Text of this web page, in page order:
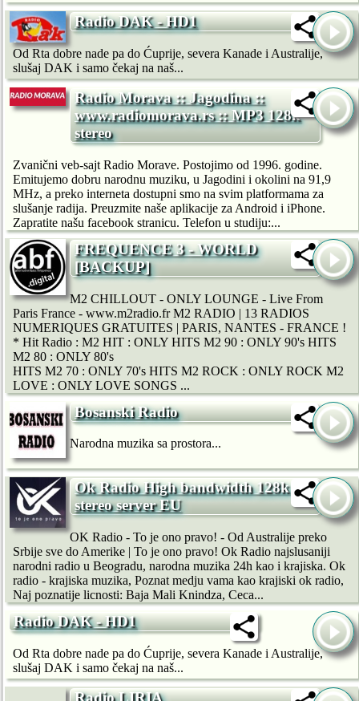
Radio DAK - HD1
Od Rta dobre nade pa do Ćuprije, severa Kanade i Australije,
slušaj DAK i samo čekaj na naš...
Radio Morava :: Jagodina ::
www.radiomorava.rs :: MP3 128k
stereo
Zvanični veb-sajt Radio Morave. Postojimo od 1996. godine.
Emitujemo dobru narodnu muziku, u Jagodini i okolini na 91,9
MHz, a preko interneta dostupni smo na svim platformama za
slušanje radija. Preuzmite naše aplikacije za Android i iPhone.
Zapratite našu facebook stranicu. Telefon u studiju:...
FREQUENCE 3 - WORLD
[BACKUP]
M2 CHILLOUT - ONLY LOUNGE - Live From
Paris France - www.m2radio.fr M2 RADIO | 13 RADIOS
NUMERIQUES GRATUITES | PARIS, NANTES - FRANCE !
* Hit Radio : M2 HIT : ONLY HITS M2 90 : ONLY 90's HITS
M2 80 : ONLY 80's
HITS M2 70 : ONLY 70's HITS M2 ROCK : ONLY ROCK M2
LOVE : ONLY LOVE SONGS ...
Bosanski Radio
Narodna muzika sa prostora...
Ok Radio High bandwidth 128k
stereo server EU
OK Radio - To je ono pravo! - Od Australije preko
Srbije sve do Amerike | To je ono pravo! Ok Radio najslusaniji
narodni radio u Beogradu, narodna muzika 24h kao i krajiska. Ok
radio - krajiska muzika, Poznat medju vama kao krajiski ok radio,
Naj poznatije licnosti: Baja Mali Knindza, Ceca...
Radio DAK - HD1
Od Rta dobre nade pa do Ćuprije, severa Kanade i Australije,
slušaj DAK i samo čekaj na naš...
Radio LIRIA